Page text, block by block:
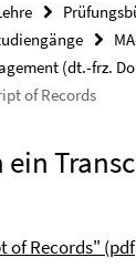
(dt.-frz.
of Records
ein
of Records"